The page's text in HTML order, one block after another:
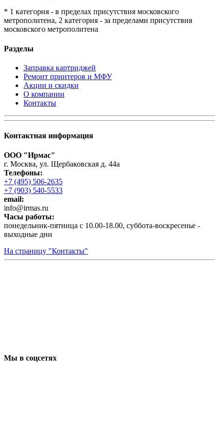
* 1 категория - в пределах присутствия московского
метрополитена, 2 категория - за пределами присутствия
московского метрополитена
Разделы
Заправка картриджей
Ремонт принтеров и МФУ
Акции и скидки
О компании
Контакты
Контактная информация
ООО "Ирмас"
г. Москва, ул. Щербаковская д. 44а
Телефоны:
+7 (495) 506-2635
+7 (903) 540-5533
email:
infо@irmas.ru
Часы работы:
понедельник-пятница с 10.00-18.00, суббота-воскресенье -
выходные дни
На страницу "Контакты"
Мы в соцсетях